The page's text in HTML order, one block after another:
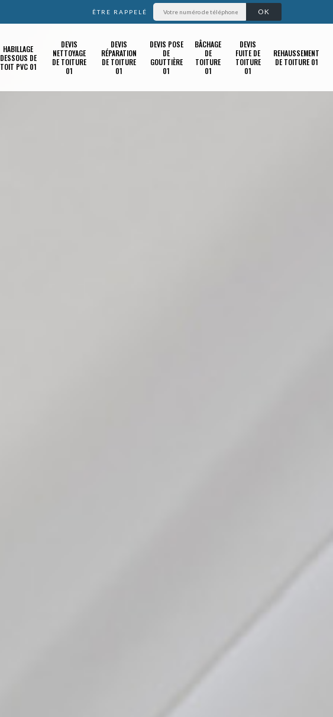
ÊTRE RAPPELÉ
HABILLAGE
DESSOUS DE
TOIT PVC 01
DEVIS
NETTOYAGE
DE TOITURE
01
DEVIS
RÉPARATION
DE TOITURE
01
DEVIS POSE
DE
GOUTTIÈRE
01
BÂCHAGE
DE
TOITURE
01
DEVIS
FUITE DE
TOITURE
01
REHAUSSEMENT
DE TOITURE 01